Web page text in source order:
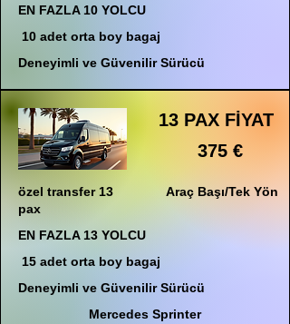
EN FAZLA 10 YOLCU
10 adet orta boy bagaj
Deneyimli ve Güvenilir Sürücü
özel transfer 13
pax
13 PAX FİYAT
375 €
Araç Başı/Tek Yön
EN FAZLA 13 YOLCU
15 adet orta boy bagaj
Deneyimli ve Güvenilir Sürücü
Mercedes Sprinter